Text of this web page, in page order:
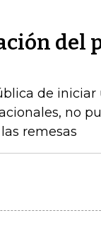
del
de
no
remesas